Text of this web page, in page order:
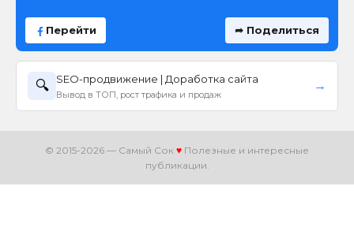
Перейти ➦ Поделиться
🔍 SEO-продвижение | Доработка сайта
Вывод в ТОП, рост трафика и продаж
→
© 2015-2026 — Самый Сок ♥ Полезные и интересные
публикации.